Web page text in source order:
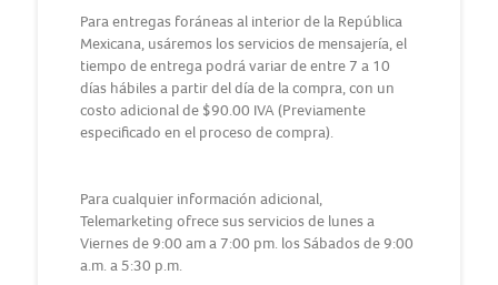
Para entregas foráneas al interior de la República
Mexicana, usáremos los servicios de mensajería, el
tiempo de entrega podrá variar de entre 7 a 10
días hábiles a partir del día de la compra, con un
costo adicional de $90.00 IVA (Previamente
especificado en el proceso de compra).
Para cualquier información adicional,
Telemarketing ofrece sus servicios de lunes a
Viernes de 9:00 am a 7:00 pm. los Sábados de 9:00
a.m. a 5:30 p.m.